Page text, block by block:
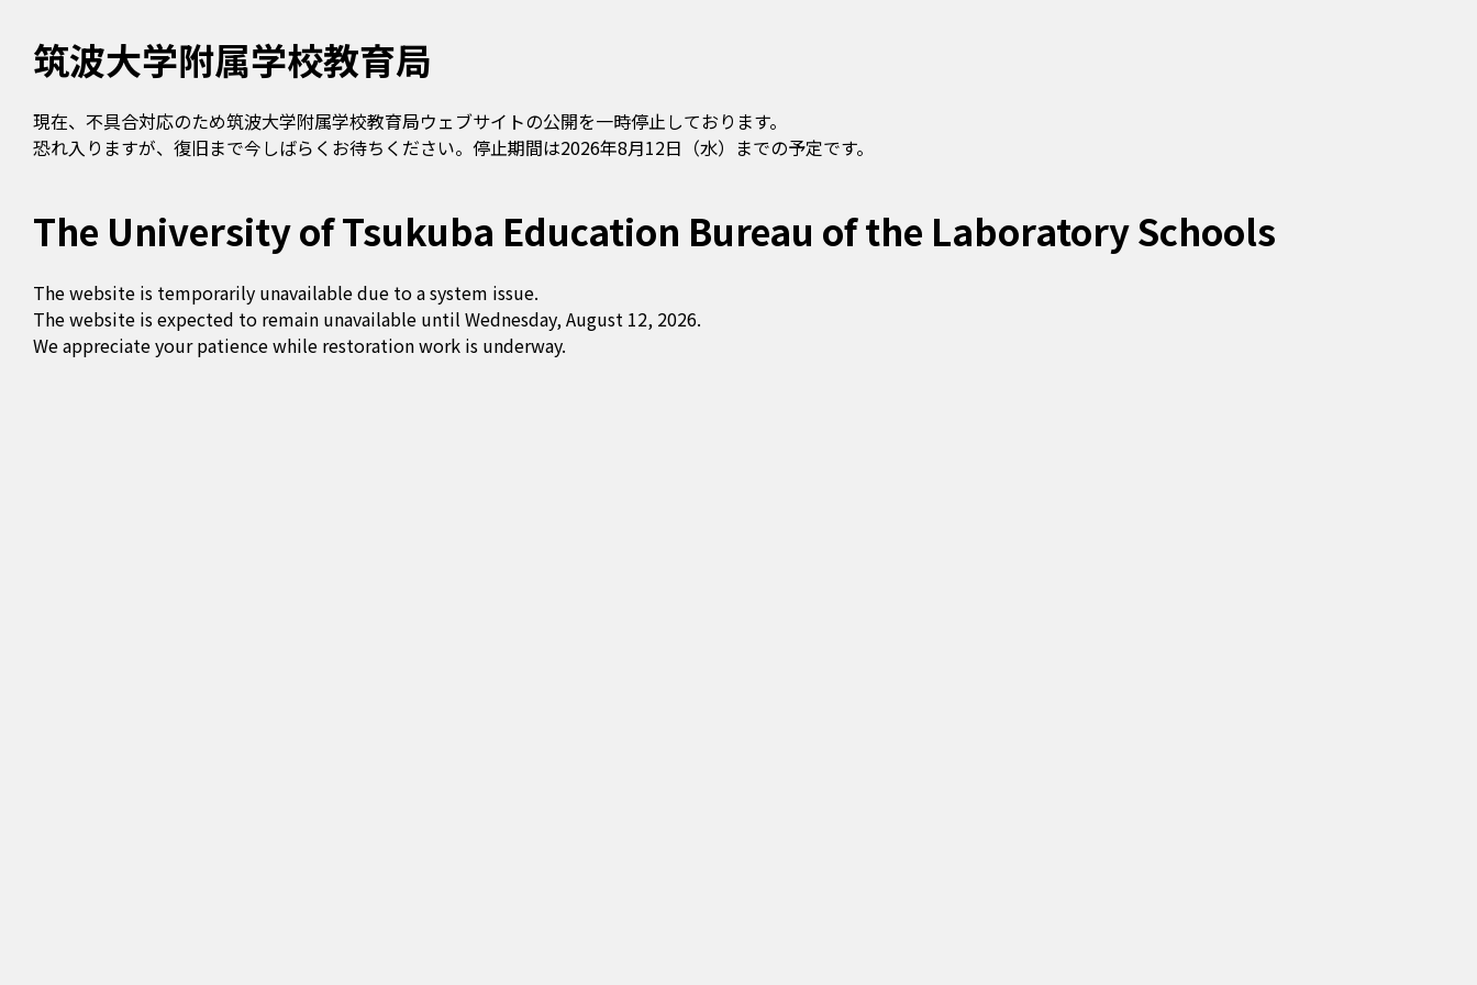
筑波大学附属学校教育局
現在、不具合対応のため筑波大学附属学校教育局ウェブサイトの公開を一時停止しております。
恐れ入りますが、復旧まで今しばらくお待ちください。停止期間は2026年8月12日（水）までの予定です。
The University of Tsukuba Education Bureau of the Laboratory Schools
The website is temporarily unavailable due to a system issue.
The website is expected to remain unavailable until Wednesday, August 12, 2026.
We appreciate your patience while restoration work is underway.